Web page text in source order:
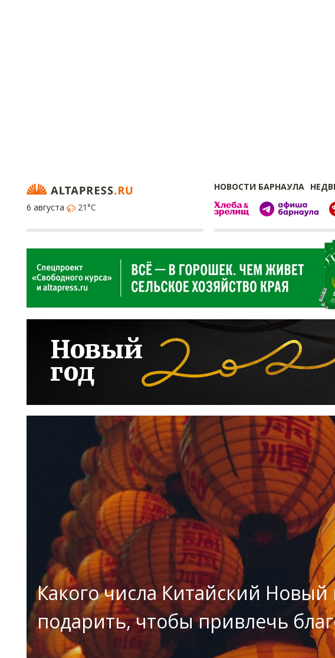
НОВОСТИ БАРНАУЛА
6 августа
21°C
Какого числа Китайский Новый
подарить, чтобы привлечь